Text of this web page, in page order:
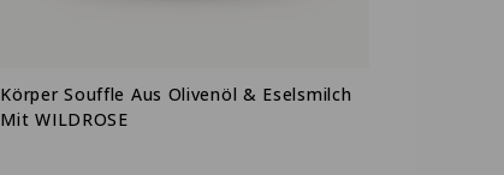
Körper Souffle Aus Olivenöl & Eselsmilch
Mit WILDROSE